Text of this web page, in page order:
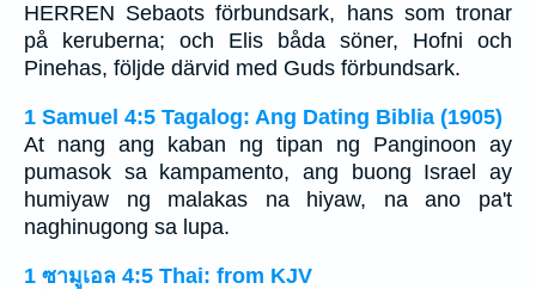
HERREN Sebaots förbundsark, hans som tronar
på keruberna; och Elis båda söner, Hofni och
Pinehas, följde därvid med Guds förbundsark.
1 Samuel 4:5 Tagalog: Ang Dating Biblia (1905)
At nang ang kaban ng tipan ng Panginoon ay
pumasok sa kampamento, ang buong Israel ay
humiyaw ng malakas na hiyaw, na ano pa't
naghinugong sa lupa.
1 ซามูเอล 4:5 Thai: from KJV